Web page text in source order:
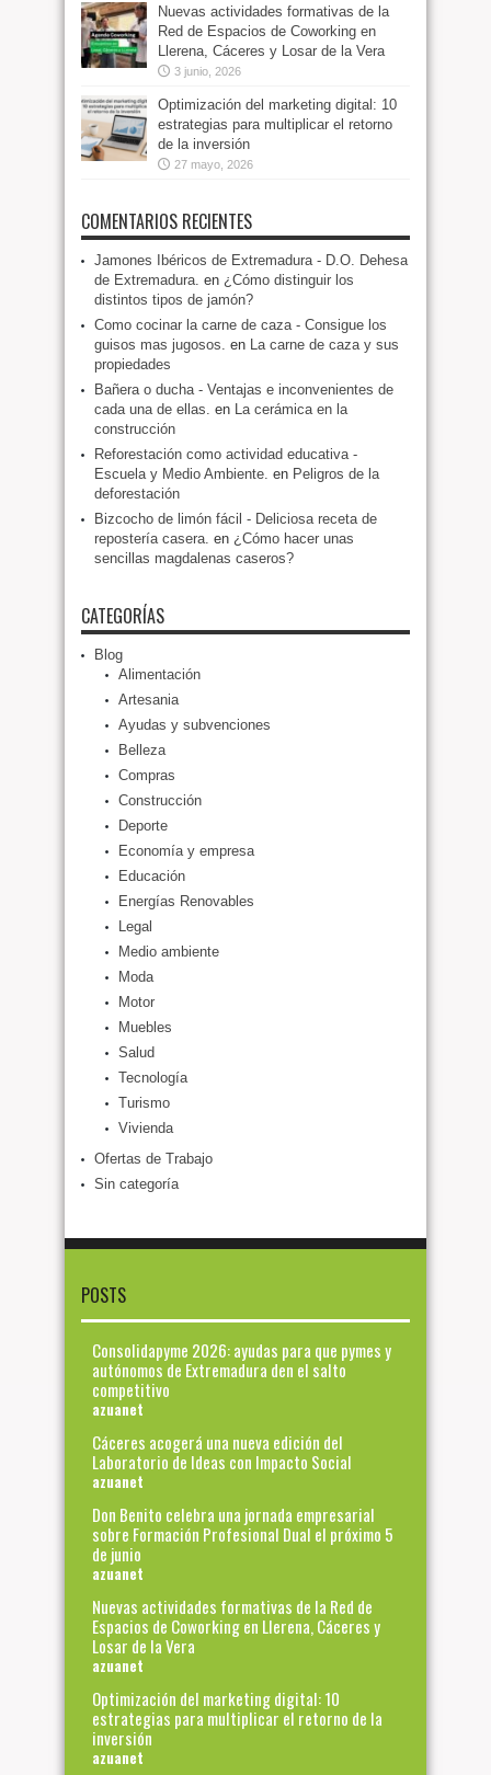
Nuevas actividades formativas de la
Red de Espacios de Coworking en
Llerena, Cáceres y Losar de la Vera
3 junio, 2026
Optimización del marketing digital: 10
estrategias para multiplicar el retorno
de la inversión
27 mayo, 2026
COMENTARIOS RECIENTES
Jamones Ibéricos de Extremadura - D.O. Dehesa
de Extremadura. en ¿Cómo distinguir los
distintos tipos de jamón?
Como cocinar la carne de caza - Consigue los
guisos mas jugosos. en La carne de caza y sus
propiedades
Bañera o ducha - Ventajas e inconvenientes de
cada una de ellas. en La cerámica en la
construcción
Reforestación como actividad educativa -
Escuela y Medio Ambiente. en Peligros de la
deforestación
Bizcocho de limón fácil - Deliciosa receta de
repostería casera. en ¿Cómo hacer unas
sencillas magdalenas caseros?
CATEGORÍAS
Blog
Alimentación
Artesania
Ayudas y subvenciones
Belleza
Compras
Construcción
Deporte
Economía y empresa
Educación
Energías Renovables
Legal
Medio ambiente
Moda
Motor
Muebles
Salud
Tecnología
Turismo
Vivienda
Ofertas de Trabajo
Sin categoría
POSTS
Consolidapyme 2026: ayudas para que pymes y
autónomos de Extremadura den el salto
competitivo
azuanet
Cáceres acogerá una nueva edición del
Laboratorio de Ideas con Impacto Social
azuanet
Don Benito celebra una jornada empresarial
sobre Formación Profesional Dual el próximo 5
de junio
azuanet
Nuevas actividades formativas de la Red de
Espacios de Coworking en Llerena, Cáceres y
Losar de la Vera
azuanet
Optimización del marketing digital: 10
estrategias para multiplicar el retorno de la
inversión
azuanet